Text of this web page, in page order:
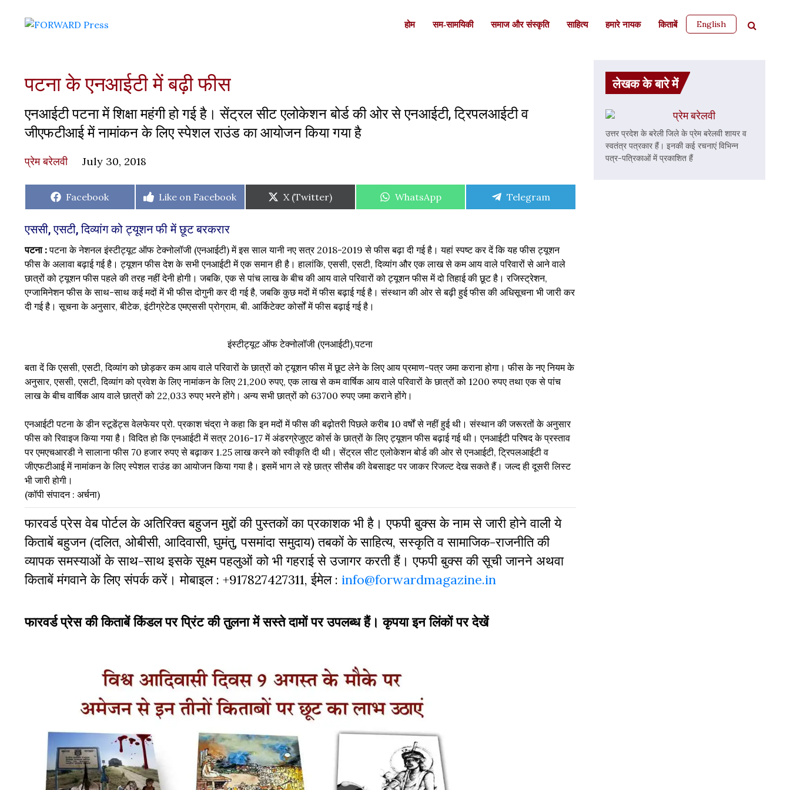
होम सम-सामयिकी समाज और संस्कृति साहित्‍य हमारे नायक किताबें English
पटना के एनआईटी में बढ़ी फीस
एनआईटी पटना में शिक्षा महंगी हो गई है। सेंट्रल सीट एलोकेशन बोर्ड की ओर से एनआईटी, ट्रिपलआईटी व
जीएफटीआई में नामांकन के लिए स्पेशल राउंड का आयोजन किया गया है
प्रेम बरेलवी July 30, 2018
Share
Facebook
Share
Like on Facebook
Share
on
X (Twitter)
Share
WhatsApp
Share
Telegram
एससी, एसटी, दिव्यांग को ट्यूशन फी में छूट बरकरार
पटना :पटना के नेशनल इंस्टीट्यूट ऑफ टेक्नोलॉजी (एनआईटी) में इस साल यानी नए सत्र 2018-2019 से फीस बढ़ा दी गई है। यहां स्पष्ट कर दें कि यह फीस ट्यूशन
फीस के अलावा बढ़ाई गई है। ट्यूशन फीस देश के सभी एनआईटी में एक समान ही है। हालांकि, एससी, एसटी, दिव्यांग और एक लाख से कम आय वाले परिवारों से आने वाले
छात्रों को ट्यूशन फीस पहले की तरह नहीं देनी होगी। जबकि, एक से पांच लाख के बीच की आय वाले परिवारों को ट्यूशन फीस में दो तिहाई की छूट है। रजिस्ट्रेशन,
एग्जामिनेशन फीस के साथ-साथ कई मदों में भी फीस दोगुनी कर दी गई है, जबकि कुछ मदों में फीस बढ़ाई गई है। संस्थान की ओर से बढ़ी हुई फीस की अधिसूचना भी जारी कर
दी गई है। सूचना के अनुसार, बीटेक, इंटीग्रेटेड एमएससी प्रोग्राम, बी. आर्किटेक्ट कोर्सों में फीस बढ़ाई गई है।
इंस्टीट्यूट ऑफ टेक्नोलॉजी (एनआईटी),पटना
बता दें कि एससी, एसटी, दिव्यांग को छोड़कर कम आय वाले परिवारों के छात्रों को ट्यूशन फीस में छूट लेने के लिए आय प्रमाण-पत्र जमा कराना होगा। फीस के नए नियम के
अनुसार, एससी, एसटी, दिव्यांग को प्रवेश के लिए नामांकन के लिए 21,200 रुपए, एक लाख से कम वार्षिक आय वाले परिवारों के छात्रों को 1200 रुपए तथा एक से पांच
लाख के बीच वार्षिक आय वाले छात्रों को 22,033 रुपए भरने होंगे। अन्य सभी छात्रों को 63700 रुपए जमा कराने होंगे।
एनआईटी पटना के डीन स्टूडेंट्स वेलफेयर प्रो. प्रकाश चंद्रा ने कहा कि इन मदों में फीस की बढ़ोतरी पिछले करीब 10 वर्षों से नहीं हुई थी। संस्थान की जरूरतों के अनुसार
फीस को रिवाइज किया गया है। विदित हो कि एनआईटी में सत्र 2016-17 में अंडरग्रेजुएट कोर्स के छात्रों के लिए ट्यूशन फीस बढ़ाई गई थी। एनआईटी परिषद के प्रस्ताव
पर एमएचआरडी ने सालाना फीस 70 हजार रुपए से बढ़ाकर 1.25 लाख करने को स्वीकृति दी थी। सेंट्रल सीट एलोकेशन बोर्ड की ओर से एनआईटी, ट्रिपलआईटी व
जीएफटीआई में नामांकन के लिए स्पेशल राउंड का आयोजन किया गया है। इसमें भाग ले रहे छात्र सीसैब की वेबसाइट पर जाकर रिजल्ट देख सकते हैं। जल्द ही दूसरी लिस्ट
भी जारी होगी।
(कॉपी संपादन : अर्चना)
फारवर्ड प्रेस वेब पोर्टल के अतिरिक्‍त बहुजन मुद्दों की पुस्‍तकों का प्रकाशक भी है। एफपी बुक्‍स के नाम से जारी होने वाली ये
किताबें बहुजन (दलित, ओबीसी, आदिवासी, घुमंतु, पसमांदा समुदाय) तबकों के साहित्‍य, सस्‍क‍ृति व सामाजिक-राजनीति की
व्‍यापक समस्‍याओं के साथ-साथ इसके सूक्ष्म पहलुओं को भी गहराई से उजागर करती हैं। एफपी बुक्‍स की सूची जानने अथवा
किताबें मंगवाने के लिए संपर्क करें। मोबाइल : +917827427311, ईमेल : info@forwardmagazine.in
फारवर्ड प्रेस की किताबें किंडल पर प्रिंट की तुलना में सस्ते दामों पर उपलब्ध हैं। कृपया इन लिंकों पर देखें
लेखक के बारे में
प्रेम बरेलवी
उत्तर प्रदेश के बरेली जिले के प्रेम बरेलवी शायर व
स्वतंत्र पत्रकार हैं। इनकी कई रचनाएं विभिन्न
पत्र-पत्रिकाओं में प्रकाशित हैं